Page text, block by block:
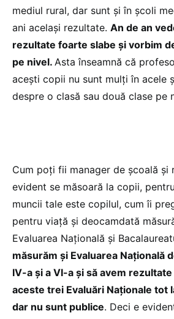
mediul rural, dar sunt și în școli
ani același rezultate. An de an
rezultate foarte slabe și vorbim
pe nivel. Asta înseamnă că
acești copii nu sunt mulți în acele
despre o clasă sau două clase pe
Cum poți fii manager de școală și
evident se măsoară la copii,
muncii tale este copilul, cum îi
pentru viață și deocamdată
Evaluarea Națională și
măsurăm și Evaluarea Națională
IV-a și a VI-a și să avem
aceste trei Evaluări Naționale tot
dar nu sunt publice. Deci e